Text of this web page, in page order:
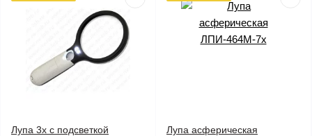
Лупа 3х с подсветкой
Лупа асферическая